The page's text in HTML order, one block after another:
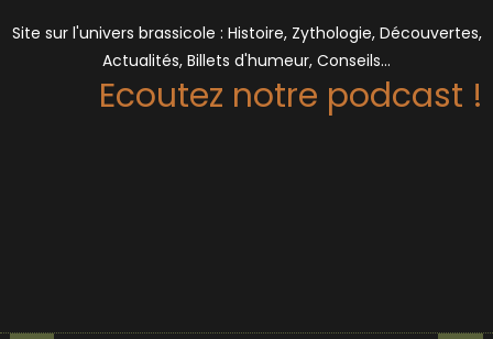
Site sur l'univers brassicole : Histoire, Zythologie, Découvertes,
Actualités, Billets d'humeur, Conseils…
Ecoutez notre podcast !